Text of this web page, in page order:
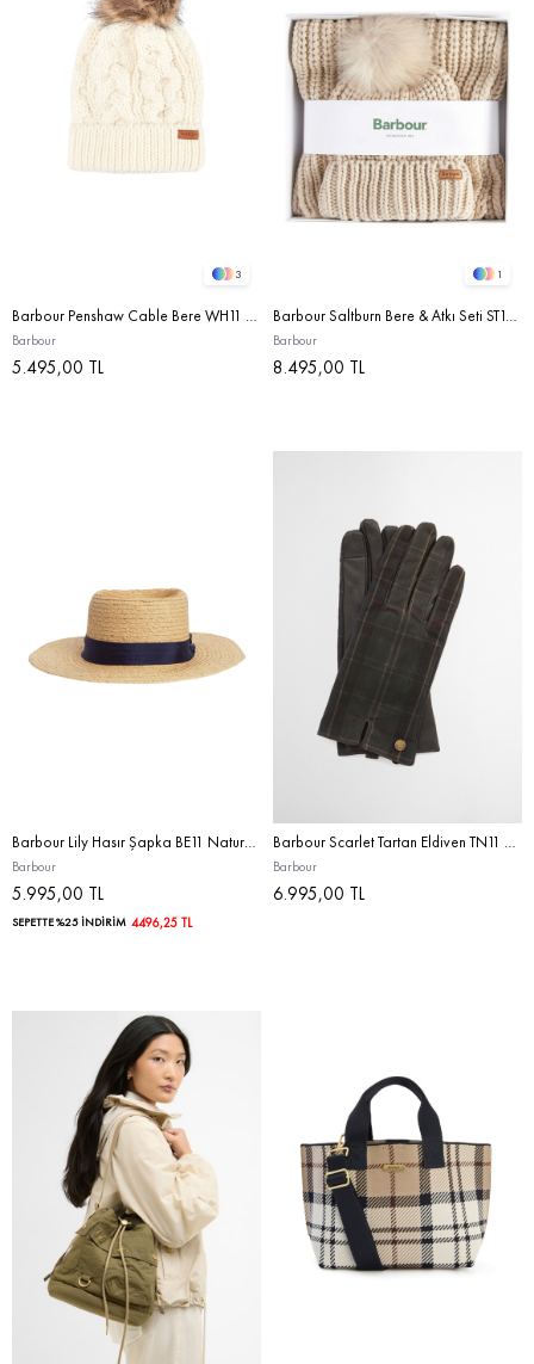
3
Barbour Penshaw Cable Bere WH11 Cloud White
Barbour
5.495,00 TL
1
Barbour Saltburn Bere & Atkı Seti ST15 Pearl
Barbour
8.495,00 TL
Barbour Lily Hasır Şapka BE11 Natural/Navy
Barbour
5.995,00 TL
SEPETTE %25 İNDİRİM 4496,25 TL
Barbour Scarlet Tartan Eldiven TN11 Classic-Brown
Barbour
6.995,00 TL